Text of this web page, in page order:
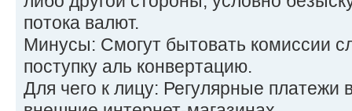
потока валют.
Минусы: Смогут бытовать комиссии
поступку аль конвертацию.
Для чего к лицу: Регулярные платежи